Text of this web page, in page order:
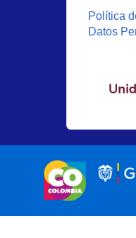
Política
Datos